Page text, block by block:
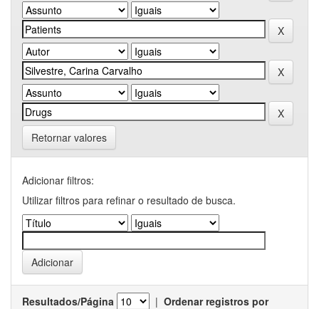
Retornar valores
Adicionar filtros:
Utilizar filtros para refinar o resultado de busca.
Resultados/Página | Ordenar registros por